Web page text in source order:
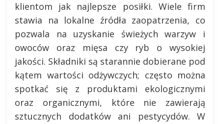
klientom jak najlepsze posiłki. Wiele firm
stawia na lokalne źródła zaopatrzenia, co
pozwala na uzyskanie świeżych warzyw i
owoców oraz mięsa czy ryb o wysokiej
jakości. Składniki są starannie dobierane pod
kątem wartości odżywczych; często można
spotkać się z produktami ekologicznymi
oraz organicznymi, które nie zawierają
sztucznych dodatków ani pestycydów. W